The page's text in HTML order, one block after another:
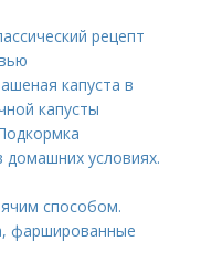
рецепт
капуста в
капусты
домашних условиях.
способом.
фаршированные